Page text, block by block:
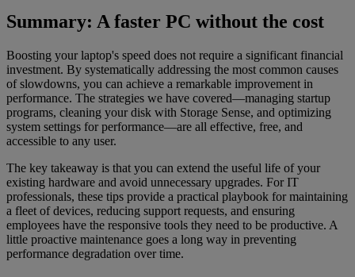
Summary: A faster PC without the cost
Boosting your laptop's speed does not require a significant financial
investment. By systematically addressing the most common causes
of slowdowns, you can achieve a remarkable improvement in
performance. The strategies we have covered—managing startup
programs, cleaning your disk with Storage Sense, and optimizing
system settings for performance—are all effective, free, and
accessible to any user.
The key takeaway is that you can extend the useful life of your
existing hardware and avoid unnecessary upgrades. For IT
professionals, these tips provide a practical playbook for maintaining
a fleet of devices, reducing support requests, and ensuring
employees have the responsive tools they need to be productive. A
little proactive maintenance goes a long way in preventing
performance degradation over time.